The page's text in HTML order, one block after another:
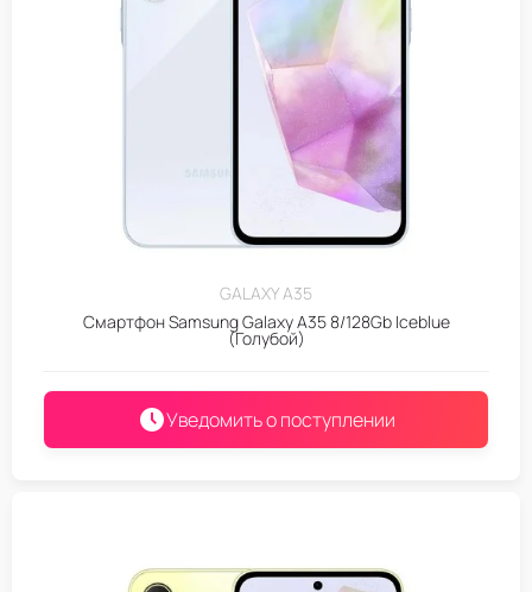
GALAXY A35
Смартфон Samsung Galaxy A35 8/128Gb Iceblue
(Голубой)
Уведомить о поступлении